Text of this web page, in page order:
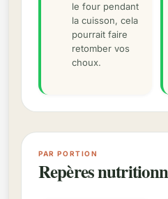
le four pendant
la cuisson, cela
pourrait faire
retomber vos
choux.
PAR PORTION
Repères